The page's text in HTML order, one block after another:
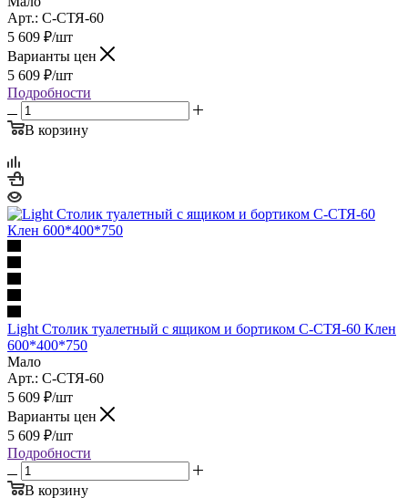
Арт.: С-СТЯ-60
5 609 ₽/шт
Варианты цен
5 609 ₽/шт
Подробности
В корзину
Light Столик туалетный с ящиком и бортиком С-СТЯ-60 Клен
600*400*750
Мало
Арт.: С-СТЯ-60
5 609 ₽/шт
Варианты цен
5 609 ₽/шт
Подробности
В корзину